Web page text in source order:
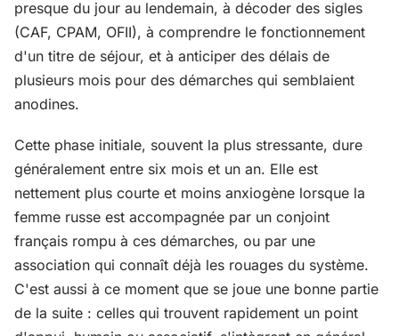
presque du jour au lendemain, à décoder des sigles
(CAF, CPAM, OFII), à comprendre le fonctionnement
d'un titre de séjour, et à anticiper des délais de
plusieurs mois pour des démarches qui semblaient
anodines.
Cette phase initiale, souvent la plus stressante, dure
généralement entre six mois et un an. Elle est
nettement plus courte et moins anxiogène lorsque la
femme russe est accompagnée par un conjoint
français rompu à ces démarches, ou par une
association qui connaît déjà les rouages du système.
C'est aussi à ce moment que se joue une bonne partie
de la suite : celles qui trouvent rapidement un point